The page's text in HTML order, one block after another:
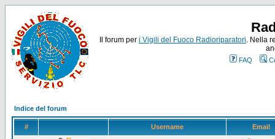
Il forum per i Vigili del Fuoco Radioriparatori. Nella
FAQ
Indice del forum
# Username Email